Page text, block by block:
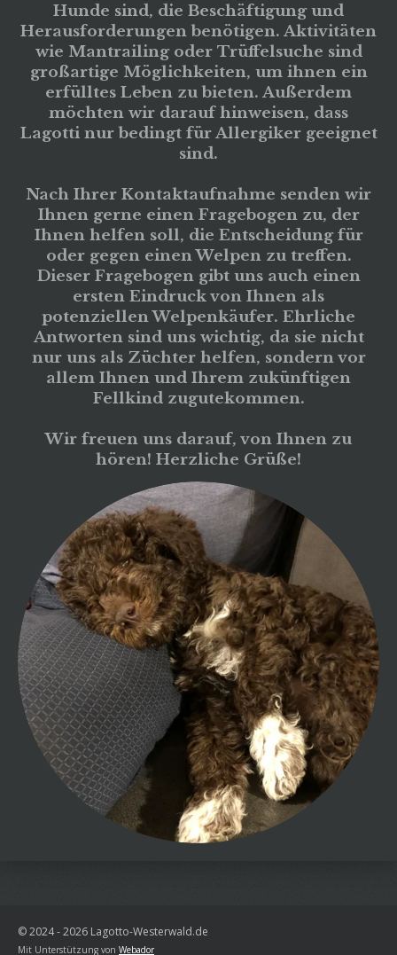
Hunde sind, die Beschäftigung und
Herausforderungen benötigen. Aktivitäten
wie Mantrailing oder Trüffelsuche sind
großartige Möglichkeiten, um ihnen ein
erfülltes Leben zu bieten. Außerdem
möchten wir darauf hinweisen, dass
Lagotti nur bedingt für Allergiker geeignet
sind.
Nach Ihrer Kontaktaufnahme senden wir
Ihnen gerne einen Fragebogen zu, der
Ihnen helfen soll, die Entscheidung für
oder gegen einen Welpen zu treffen.
Dieser Fragebogen gibt uns auch einen
ersten Eindruck von Ihnen als
potenziellen Welpenkäufer. Ehrliche
Antworten sind uns wichtig, da sie nicht
nur uns als Züchter helfen, sondern vor
allem Ihnen und Ihrem zukünftigen
Fellkind zugutekommen.
Wir freuen uns darauf, von Ihnen zu
hören! Herzliche Grüße!
© 2024 - 2026 Lagotto-Westerwald.de
Mit Unterstützung von Webador